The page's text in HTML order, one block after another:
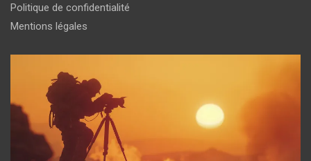
Politique de confidentialité
Mentions légales